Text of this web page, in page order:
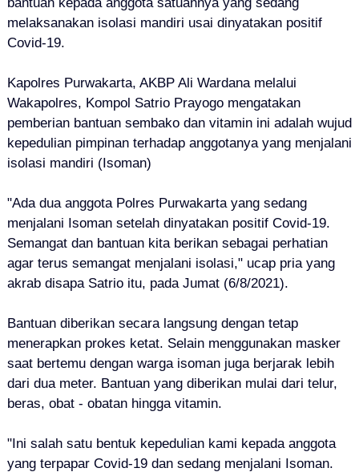
melaksanakan isolasi mandiri usai dinyatakan positif
Covid-19.
Kapolres Purwakarta, AKBP Ali Wardana melalui
Wakapolres, Kompol Satrio Prayogo mengatakan
pemberian bantuan sembako dan vitamin ini adalah wujud
kepedulian pimpinan terhadap anggotanya yang menjalani
isolasi mandiri (Isoman)
"Ada dua anggota Polres Purwakarta yang sedang
menjalani Isoman setelah dinyatakan positif Covid-19.
Semangat dan bantuan kita berikan sebagai perhatian
agar terus semangat menjalani isolasi," ucap pria yang
akrab disapa Satrio itu, pada Jumat (6/8/2021).
Bantuan diberikan secara langsung dengan tetap
menerapkan prokes ketat. Selain menggunakan masker
saat bertemu dengan warga isoman juga berjarak lebih
dari dua meter. Bantuan yang diberikan mulai dari telur,
beras, obat - obatan hingga vitamin.
"Ini salah satu bentuk kepedulian kami kepada anggota
yang terpapar Covid-19 dan sedang menjalani Isoman.